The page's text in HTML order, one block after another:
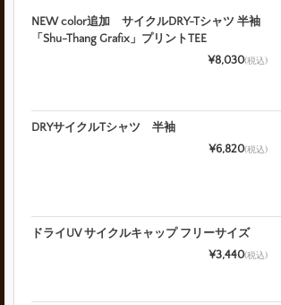
NEW color追加 サイクルDRY-Tシャツ 半袖
「Shu-Thang Grafix」プリントTEE
¥8,030(税込)
DRYサイクルTシャツ 半袖
¥6,820(税込)
ドライUV サイクルキャップ フリーサイズ
¥3,440(税込)